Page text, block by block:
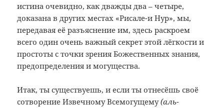
истина очевидно, как дважды два – четыре,
доказана в других местах «Рисале-и Нур», мы,
передавая её разъяснение им, здесь раскроем
всего один очень важный секрет этой лёгкости и
простоты с точки зрения Божественных знания,
предопределения и могущества.
Итак, ты существуешь, и если ты отнесёшь своё
сотворение Извечному Всемогущему(аль-